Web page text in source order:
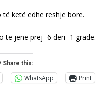
të ketë edhe reshje bore.
të jenë prej -6 deri -1 gradë.
Share this:
WhatsApp Print